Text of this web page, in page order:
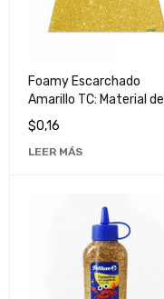
Foamy Escarchado
Amarillo TC: Material de
Manualidades de Alta
Calidad
$0,16
LEER MÁS